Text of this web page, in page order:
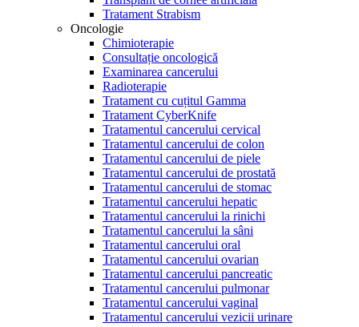
Tratament Strabism
Oncologie
Chimioterapie
Consultație oncologică
Examinarea cancerului
Radioterapie
Tratament cu cuțitul Gamma
Tratament CyberKnife
Tratamentul cancerului cervical
Tratamentul cancerului de colon
Tratamentul cancerului de piele
Tratamentul cancerului de prostată
Tratamentul cancerului de stomac
Tratamentul cancerului hepatic
Tratamentul cancerului la rinichi
Tratamentul cancerului la sâni
Tratamentul cancerului oral
Tratamentul cancerului ovarian
Tratamentul cancerului pancreatic
Tratamentul cancerului pulmonar
Tratamentul cancerului vaginal
Tratamentul cancerului vezicii urinare